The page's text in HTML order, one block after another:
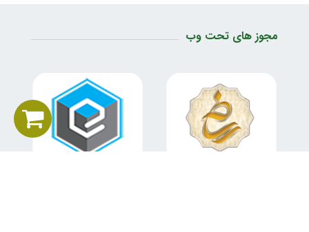
مجوز های تحت وب